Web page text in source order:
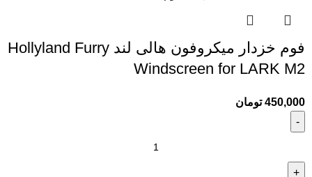
فوم خزدار میکروفون هالی لند Hollyland Furry
Windscreen for LARK M2
450,000 تومان